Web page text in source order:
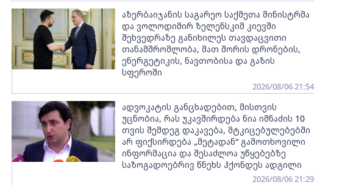
აზერბაიჯანის საგარეო საქმეთა მინისტრმა
და ვოლოდიმირ ზელენსკიმ კიევში
შეხვედრაზე განიხილეს თავდაცვითი
თანამშრომლობა, მათ შორის დრონების,
ენერგეტიკის, ნავთობისა და გაზის
სფეროში
2026/08/06 21:54
ადვოკატის განცხადებით, მისთვის
უცნობია, რას უკავშირდება ნია იმნაძის 10
თვის შემდეგ დაკავება, მტკიცებულებებში
არ ფიქსირდება „მეტადან“ გამოთხოვილი
ინფორმაცია და შესაძლოა უწყებებზე
საზოგადოებრივ წნეხს ჰქონდეს ადგილი
2026/08/06 21:29